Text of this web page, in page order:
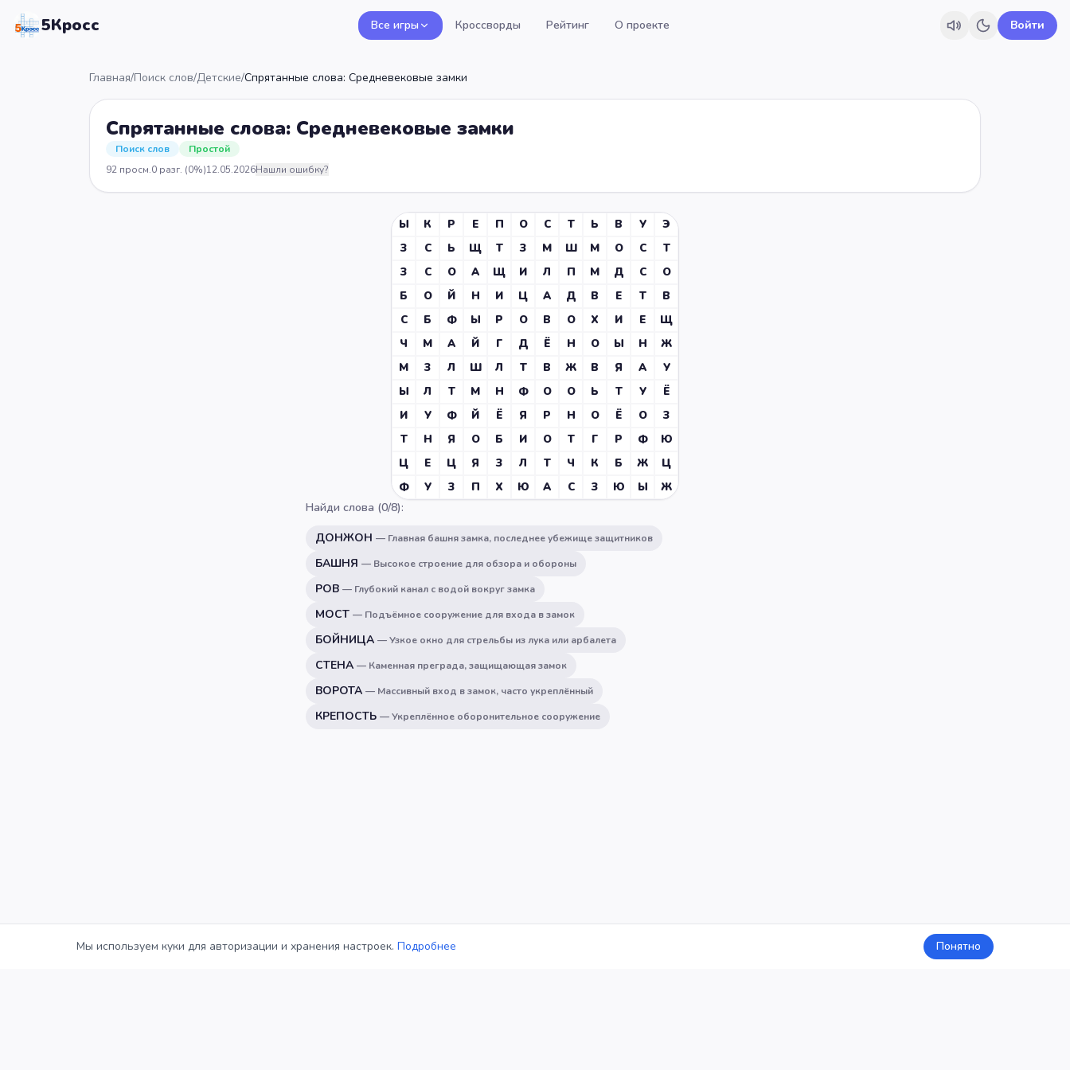
5Кросс Все игры Кроссворды Рейтинг О проекте Войти
Главная/Поиск слов/Детские/Спрятанные слова: Средневековые замки
Спрятанные слова: Средневековые замки
Поиск слов
Простой
92 просм.0 разг. (0%)12.05.2026Нашли ошибку?
Ы К Р Е П О С Т Ь В У
Э
З
С Ь Щ Т З М Ш М О С
Т
З
С О А Щ И Л П М Д С
О
Б
О Й Н И Ц А Д В Е Т
В
С
Б Ф Ы Р О В О Х И Е
Щ
Ч
М А Й Г Д Ё Н О Ы Н
Ж
М
З Л Ш Л Т В Ж В Я А
У
Ы
Л Т М Н Ф О О Ь Т У
Ё
И
У Ф Й Ё Я Р Н О Ё О
З
Т
Н Я О Б И О Т Г Р Ф
Ю
Ц
Е Ц Я З Л Т Ч К Б Ж
Ц
Ф
У З П Х Ю А С З Ю Ы
Ж
Найди слова (0/8):
ДОНЖОН — Главная башня замка, последнее убежище защитников
БАШНЯ — Высокое строение для обзора и обороны
РОВ — Глубокий канал с водой вокруг замка
МОСТ — Подъёмное сооружение для входа в замок
БОЙНИЦА —Узкое окно для стрельбы из лука или арбалета
СТЕНА — Каменная преграда, защищающая замок
ВОРОТА — Массивный вход в замок, часто укреплённый
КРЕПОСТЬ —Укреплённое оборонительное сооружение
Мы используем куки для авторизации и хранения настроек. Подробнее Понятно